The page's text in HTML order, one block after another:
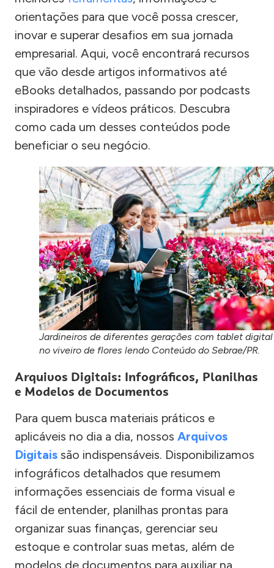
orientações para que você possa crescer,
inovar e superar desafios em sua jornada
empresarial. Aqui, você encontrará recursos
que vão desde artigos informativos até
eBooks detalhados, passando por podcasts
inspiradores e vídeos práticos. Descubra
como cada um desses conteúdos pode
beneficiar o seu negócio.
Jardineiros de diferentes gerações com tablet digital
no viveiro de flores lendo Conteúdo do Sebrae/PR.
Arquivos Digitais: Infográficos, Planilhas
e Modelos de Documentos
Para quem busca materiais práticos e
aplicáveis no dia a dia, nossos Arquivos
Digitais são indispensáveis. Disponibilizamos
infográficos detalhados que resumem
informações essenciais de forma visual e
fácil de entender, planilhas prontas para
organizar suas finanças, gerenciar seu
estoque e controlar suas metas, além de
modelos de documentos para auxiliar na